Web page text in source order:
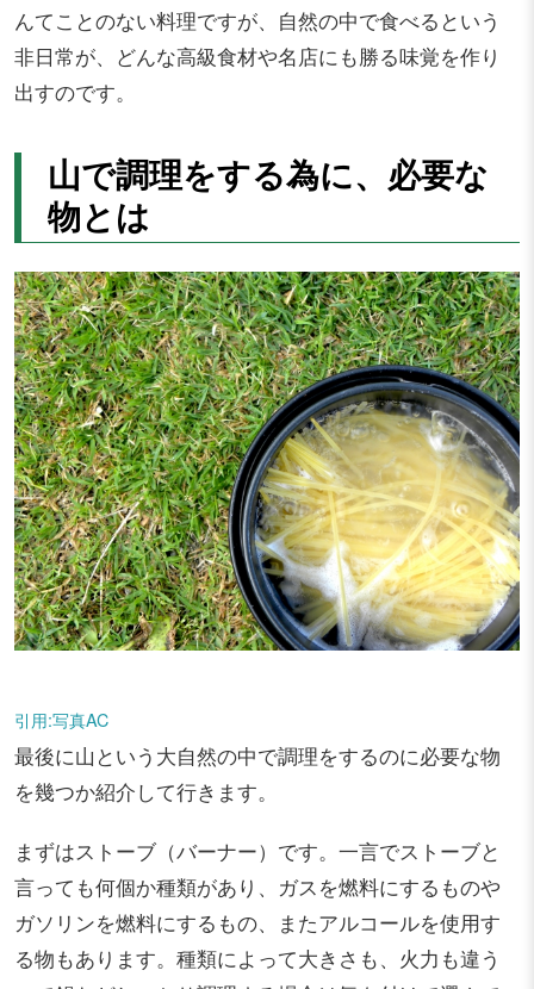
んてことのない料理ですが、自然の中で食べるという
非日常が、どんな高級食材や名店にも勝る味覚を作り
出すのです。
山で調理をする為に、必要な
物とは
引用:写真AC
最後に山という大自然の中で調理をするのに必要な物
を幾つか紹介して行きます。
まずはストーブ（バーナー）です。一言でストーブと
言っても何個か種類があり、ガスを燃料にするものや
ガソリンを燃料にするもの、またアルコールを使用す
る物もあります。種類によって大きさも、火力も違う